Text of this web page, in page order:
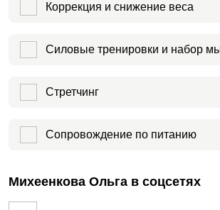
Коррекция и снижение веса
Силовые тренировки и набор
Стретчинг
Сопровождение по питанию
Михеенкова Ольга в соцсетях